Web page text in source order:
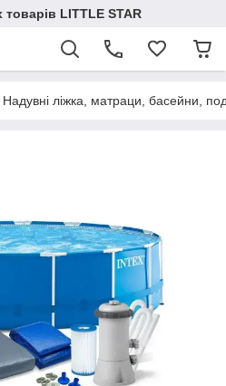
товарів LITTLE STAR
Надувні ліжка, матраци, басейни,